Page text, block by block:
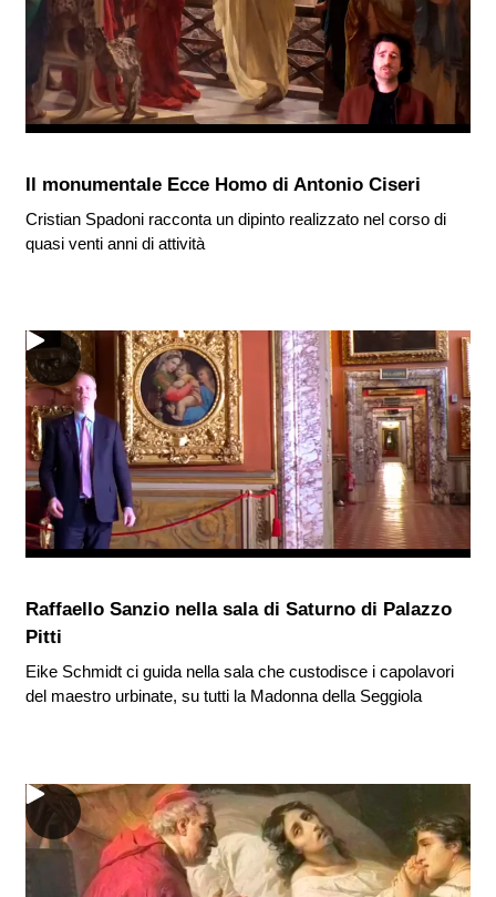
Il monumentale Ecce Homo di Antonio Ciseri
Cristian Spadoni racconta un dipinto realizzato nel corso di
quasi venti anni di attività
Raffaello Sanzio nella sala di Saturno di Palazzo
Pitti
Eike Schmidt ci guida nella sala che custodisce i capolavori
del maestro urbinate, su tutti la Madonna della Seggiola